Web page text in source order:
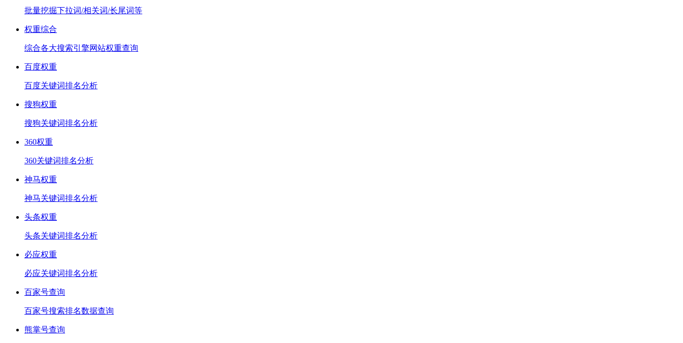
批量挖掘下拉词/相关词/长尾词等
权重综合
综合各大搜索引擎网站权重查询
百度权重
百度关键词排名分析
搜狗权重
搜狗关键词排名分析
360权重
360关键词排名分析
神马权重
神马关键词排名分析
头条权重
头条关键词排名分析
必应权重
必应关键词排名分析
百家号查询
百家号搜索排名数据查询
熊掌号查询